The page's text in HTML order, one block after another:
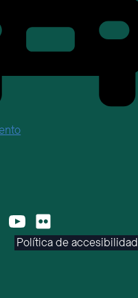
Política de accesibilidad